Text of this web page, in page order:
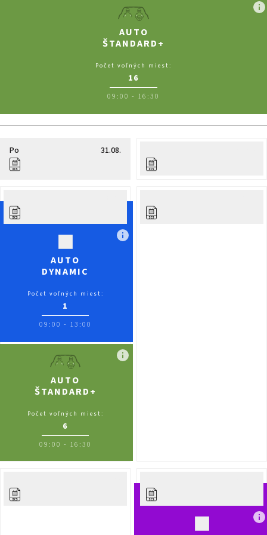
AUTO
ŠTANDARD+
Počet voľných miest:
16
09:00 - 16:30
Po 31.08.
AUTO
DYNAMIC
Počet voľných miest:
1
09:00 - 13:00
AUTO
ŠTANDARD+
Počet voľných miest:
6
09:00 - 16:30